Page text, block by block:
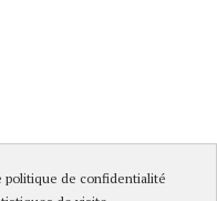
politique de confidentialité
de confidentialité|